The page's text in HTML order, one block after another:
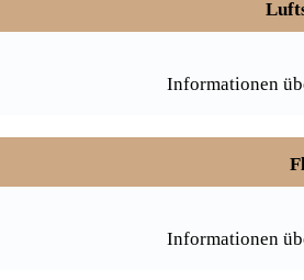
Informationen
Informationen